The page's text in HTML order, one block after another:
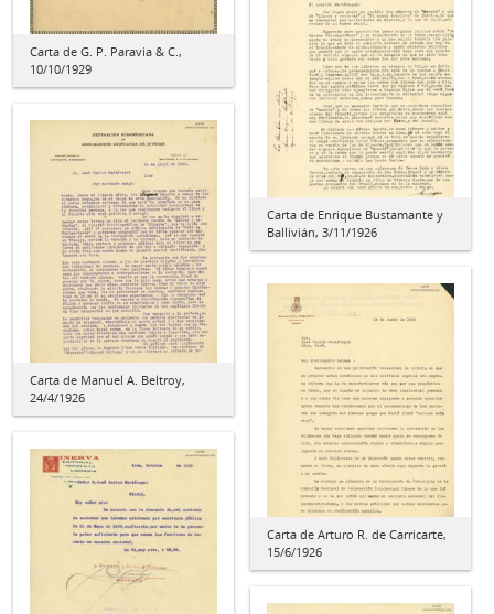
Carta de G. P. Paravia & C.,
10/10/1929
Carta de Enrique Bustamante y
Ballivián, 3/11/1926
Carta de Manuel A. Beltroy,
24/4/1926
Carta de Arturo R. de Carricarte,
15/6/1926